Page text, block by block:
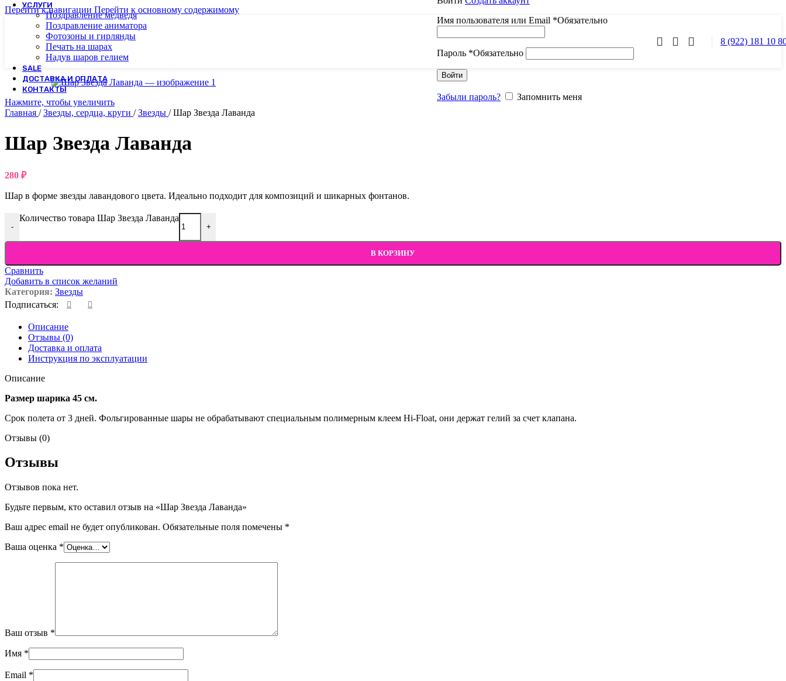
Перейти к навигации Перейти к основному содержимому
УСЛУГИ
Поздравление медведя
Поздравление аниматора
Фотозоны и гирлянды
Печать на шарах
Надув шаров гелием
SALE
ДОСТАВКА И ОПЛАТА
КОНТАКТЫ
Имя пользователя или Email *Обязательно
Пароль *Обязательно
Войти
Забыли пароль? Запомнить меня
8 (922) 181 10
Нажмите, чтобы увеличить
Главная / Звезды, сердца, круги / Звезды / Шар Звезда Лаванда
Шар Звезда Лаванда
280 ₽
Шар в форме звезды лавандового цвета. Идеально подходит для композиций и шикарных фонтанов.
-
Количество товара Шар Звезда Лаванда
+
В КОРЗИНУ
Сравнить
Добавить в список желаний
Категория: Звезды
Подписаться:
Описание
Отзывы (0)
Доставка и оплата
Инструкция по эксплуатации
Описание
Размер шарика 45 см.
Срок полета от 3 дней. Фольгированные шары не обрабатывают специальным полимерным клеем Hi-Float, они держат гелий за счет клапана.
Отзывы (0)
Отзывы
Отзывов пока нет.
Будьте первым, кто оставил отзыв на «Шар Звезда Лаванда»
Ваш адрес email не будет опубликован. Обязательные поля помечены *
Ваша оценка *
Ваш отзыв *
Имя *
Email *